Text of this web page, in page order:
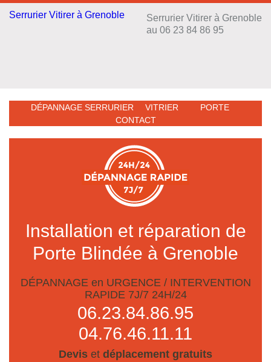
Serrurier Vitirer à Grenoble
Serrurier Vitirer à Grenoble
au 06 23 84 86 95
DÉPANNAGE SERRURIER VITRIER
PORTE
CONTACT
Installation et réparation de
Porte Blindée à Grenoble
DÉPANNAGE en URGENCE / INTERVENTION
RAPIDE 7J/7 24H/24
06.23.84.86.95
04.76.46.11.11
Devis et déplacement gratuits